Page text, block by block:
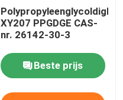
XY207 PPGDGE CAS-
nr. 26142-30-3
Beste prijs